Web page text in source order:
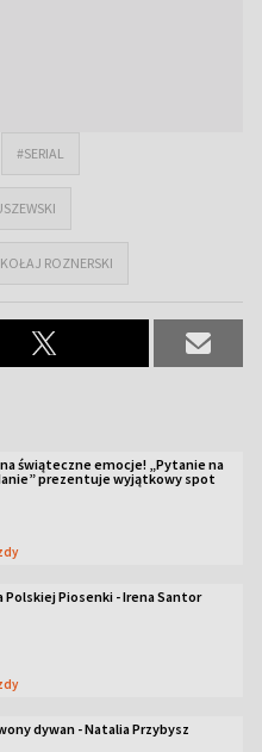
#SERIAL
ROZNERSKI
na świąteczne emocje! „Pytanie na
prezentuje wyjątkowy spot
Polskiej Piosenki - Irena Santor
dywan - Natalia Przybysz